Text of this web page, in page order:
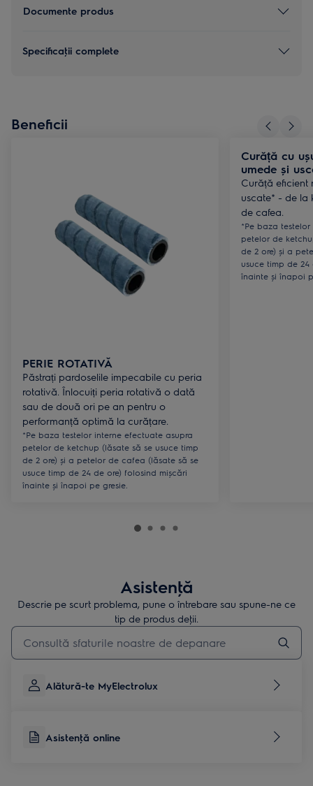
Documente produs
Specificaţii complete
Beneficii
PERIE ROTATIVĂ
Păstrați pardoselile impecabile cu peria
rotativă. Înlocuiți peria rotativă o dată
sau de două ori pe an pentru o
performanță optimă la curățare.
*Pe baza testelor interne efectuate asupra
petelor de ketchup (lăsate să se usuce timp
de 2 ore) și a petelor de cafea (lăsate să se
usuce timp de 24 de ore) folosind mișcări
înainte și înapoi pe gresie.
Curăță cu
umede și
Curăță eficient
uscate* - de la
de cafea.
*Pe baza
petelor de
de 2 ore) și a
usuce timp de
înainte și înapoi
Asistenţă
Descrie pe scurt problema, pune o întrebare sau spune-ne ce
tip de produs deţii.
Type to search for support articles
Alătură-te MyElectrolux
Asistenţă online